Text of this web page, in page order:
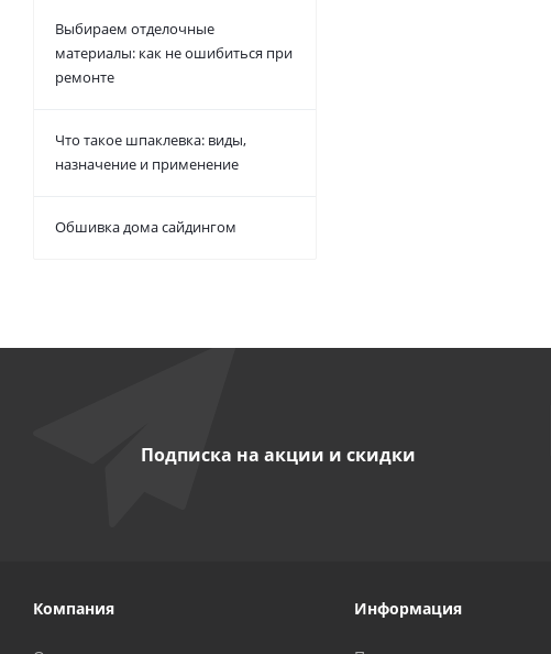
Выбираем отделочные
материалы: как не ошибиться при
ремонте
Что такое шпаклевка: виды,
назначение и применение
Обшивка дома сайдингом
Подписка на акции и скидки
Компания Информация